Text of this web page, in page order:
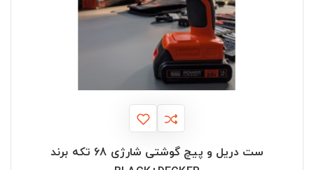
ست دریل و پیچ گوشتی شارژی 68 تکه برند